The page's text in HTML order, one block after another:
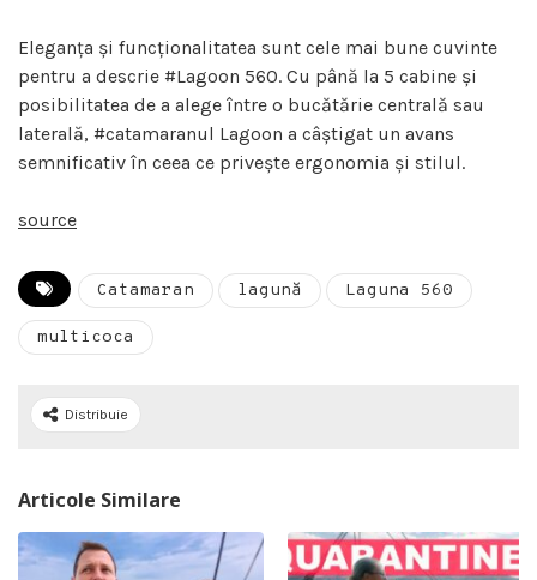
Eleganța și funcționalitatea sunt cele mai bune cuvinte
pentru a descrie #Lagoon 560. Cu până la 5 cabine și
posibilitatea de a alege între o bucătărie centrală sau
laterală, #catamaranul Lagoon a câștigat un avans
semnificativ în ceea ce privește ergonomia și stilul.
source
Catamaran lagună Laguna 560
multicoca
Distribuie
Articole Similare